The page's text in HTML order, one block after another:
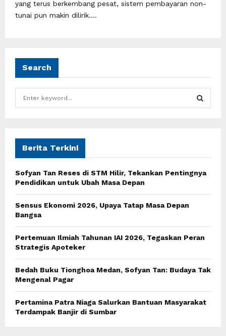
yang terus berkembang pesat, sistem pembayaran non-
tunai pun makin dilirik....
Search
f
r
R
Berita Terkini
Sofyan Tan Reses di STM Hilir, Tekankan Pentingnya
Pendidikan untuk Ubah Masa Depan
Sensus Ekonomi 2026, Upaya Tatap Masa Depan
Bangsa
Pertemuan Ilmiah Tahunan IAI 2026, Tegaskan Peran
Strategis Apoteker
Bedah Buku Tionghoa Medan, Sofyan Tan: Budaya Tak
Mengenal Pagar
Pertamina Patra Niaga Salurkan Bantuan Masyarakat
Terdampak Banjir di Sumbar